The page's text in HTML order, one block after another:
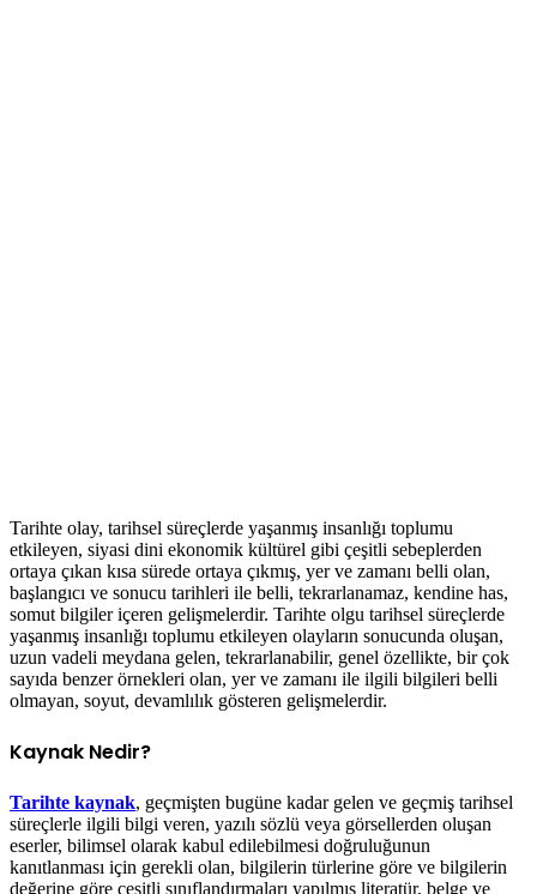
Tarihte olay, tarihsel süreçlerde yaşanmış insanlığı toplumu
etkileyen, siyasi dini ekonomik kültürel gibi çeşitli sebeplerden
ortaya çıkan kısa sürede ortaya çıkmış, yer ve zamanı belli olan,
başlangıcı ve sonucu tarihleri ile belli, tekrarlanamaz, kendine has,
somut bilgiler içeren gelişmelerdir. Tarihte olgu tarihsel süreçlerde
yaşanmış insanlığı toplumu etkileyen olayların sonucunda oluşan,
uzun vadeli meydana gelen, tekrarlanabilir, genel özellikte, bir çok
sayıda benzer örnekleri olan, yer ve zamanı ile ilgili bilgileri belli
olmayan, soyut, devamlılık gösteren gelişmelerdir.
Kaynak Nedir?
Tarihte kaynak, geçmişten bugüne kadar gelen ve geçmiş tarihsel
süreçlerle ilgili bilgi veren, yazılı sözlü veya görsellerden oluşan
eserler, bilimsel olarak kabul edilebilmesi doğruluğunun
kanıtlanması için gerekli olan, bilgilerin türlerine göre ve bilgilerin
değerine göre çeşitli sınıflandırmaları yapılmış literatür, belge ve